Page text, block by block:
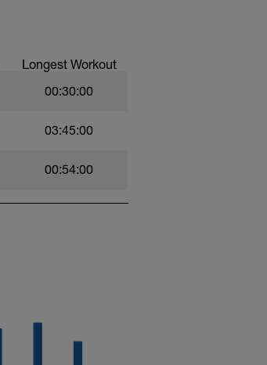
Longest Workout
00:30:00
03:45:00
00:54:00